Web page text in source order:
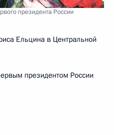
президента России
Ельцина в Центральной
президентом России